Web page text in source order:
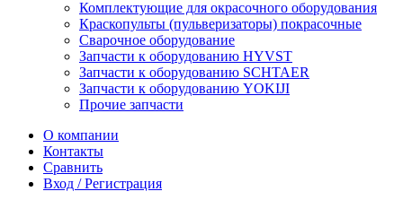
Комплектующие для окрасочного оборудования
Краскопульты (пульверизаторы) покрасочные
Сварочное оборудование
Запчасти к оборудованию HYVST
Запчасти к оборудованию SCHTAER
Запчасти к оборудованию YOKIJI
Прочие запчасти
О компании
Контакты
Сравнить
Вход / Регистрация